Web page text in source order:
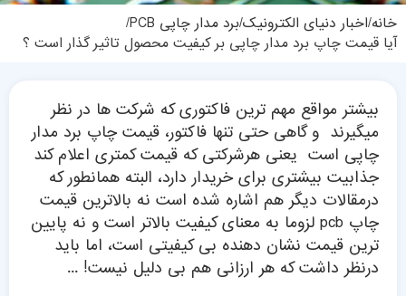
خانه اخبار دنیای الکترونیکبرد مدار چاپی PCB
آیا قیمت چاپ برد مدار چاپی بر کیفیت محصول تاثیر گذار است ؟
بیشتر مواقع مهم ترین فاکتوری که شرکت ها در نظر
میگیرند و گاهی حتی تنها فاکتور، قیمت چاپ برد مدار
چاپی است یعنی هرشرکتی که قیمت کمتری اعلام کند
جذابیت بیشتری برای خریدار دارد، البته همانطور که
درمقالات دیگر هم اشاره شده است نه بالاترین قیمت
چاپ pcb لزوما به معنای کیفیت بالاتر است و نه پایین
ترین قیمت نشان دهنده بی کیفیتی است، اما باید
درنظر داشت که هر ارزانی هم بی دلیل نیست! ...